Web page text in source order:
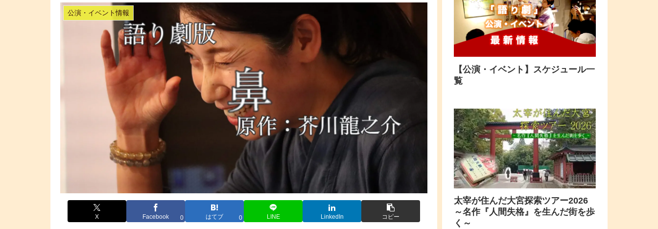
公演・イベント情報
X Facebook 0 はてブ 0 LINE LinkedIn コピー
【公演・イベント】スケジュール一
覧
太宰が住んだ大宮探索ツアー2026
～名作『人間失格』を生んだ街を歩
く～